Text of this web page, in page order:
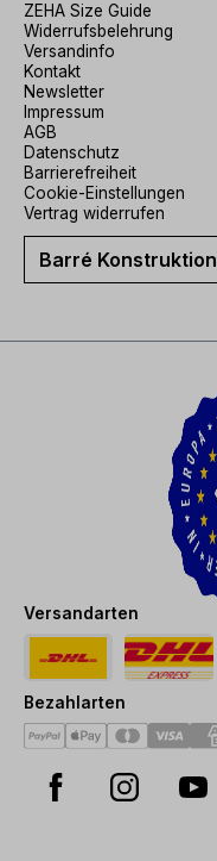
ZEHA Size Guide
Widerrufsbelehrung
Versandinfo
Kontakt
Newsletter
Impressum
AGB
Datenschutz
Barrierefreiheit
Cookie-Einstellungen
Vertrag widerrufen
Barré Konstruktion
Versandarten
Bezahlarten